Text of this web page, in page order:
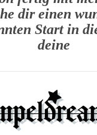
dir einen
Start in
deine